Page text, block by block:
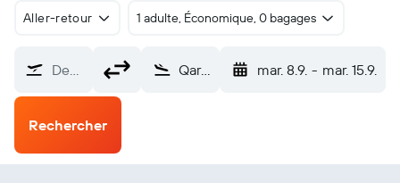
Aller-retour
1 adulte, Économique, 0 bagages
De… Qarn Alam (RNM) mar. 8.9. - mar. 15.9.
Rechercher